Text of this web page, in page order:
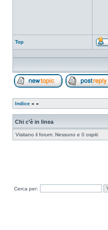
Top
Indice » »
Chi c’è in linea
Visitano il forum: Nessuno e 0 ospiti
Cerca per: